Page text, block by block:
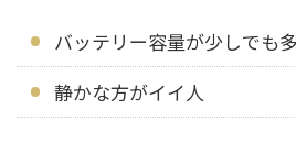
バッテリー容量が少しでも
静かな方がイイ人